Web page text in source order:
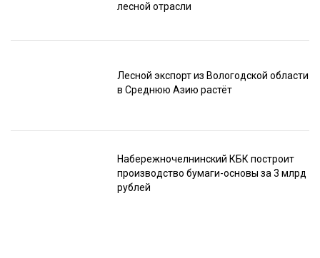
лесной отрасли
Лесной экспорт из Вологодской области
в Среднюю Азию растёт
Набережночелнинский КБК построит
производство бумаги-основы за 3 млрд
рублей